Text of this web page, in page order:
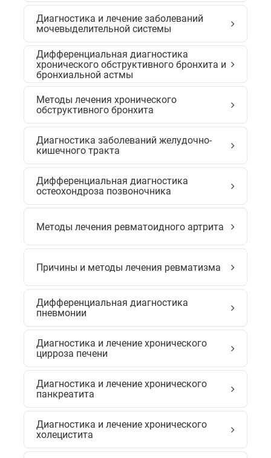
Диагностика и лечение заболеваний
мочевыделительной системы
Дифференциальная диагностика
хронического обструктивного бронхита и
бронхиальной астмы
Методы лечения хронического
обструктивного бронхита
Диагностика заболеваний желудочно-
кишечного тракта
Дифференциальная диагностика
остеохондроза позвоночника
Методы лечения ревматоидного артрита
Причины и методы лечения ревматизма
Дифференциальная диагностика
пневмонии
Диагностика и лечение хронического
цирроза печени
Диагностика и лечение хронического
панкреатита
Диагностика и лечение хронического
холецистита